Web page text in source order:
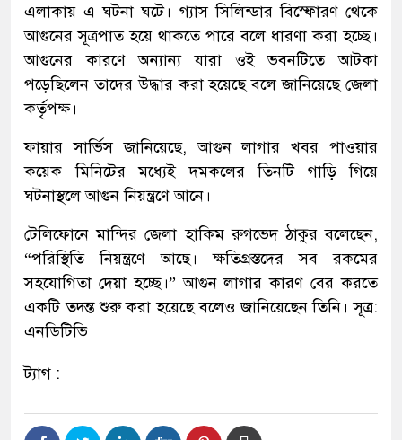
এলাকায় এ ঘটনা ঘটে। গ্যাস সিলিন্ডার বিস্ফোরণ থেকে
আগুনের সূত্রপাত হয়ে থাকতে পারে বলে ধারণা করা হচ্ছে।
আগুনের কারণে অন্যান্য যারা ওই ভবনটিতে আটকা
পড়েছিলেন তাদের উদ্ধার করা হয়েছে বলে জানিয়েছে জেলা
কর্তৃপক্ষ।
ফায়ার সার্ভিস জানিয়েছে, আগুন লাগার খবর পাওয়ার
কয়েক মিনিটের মধ্যেই দমকলের তিনটি গাড়ি গিয়ে
ঘটনাস্থলে আগুন নিয়ন্ত্রণে আনে।
টেলিফোনে মান্দির জেলা হাকিম রুগভেদ ঠাকুর বলেছেন,
“পরিস্থিতি নিয়ন্ত্রণে আছে। ক্ষতিগ্রস্তদের সব রকমের
সহযোগিতা দেয়া হচ্ছে।” আগুন লাগার কারণ বের করতে
একটি তদন্ত শুরু করা হয়েছে বলেও জানিয়েছেন তিনি। সূত্র:
এনডিটিভি
ট্যাগ :